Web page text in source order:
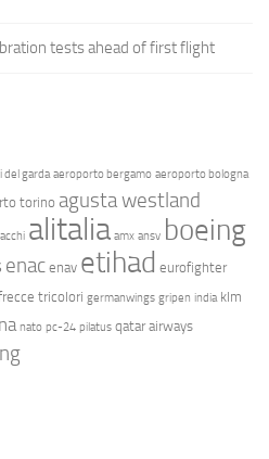
tests ahead of first flight
del garda aeroporto bergamo aeroporto bologna
torino agusta westland
alitalia amx ansv boeing
enac enav etihad eurofighter
tricolori germanwings gripen india klm
nato pc-24 pilatus qatar airways